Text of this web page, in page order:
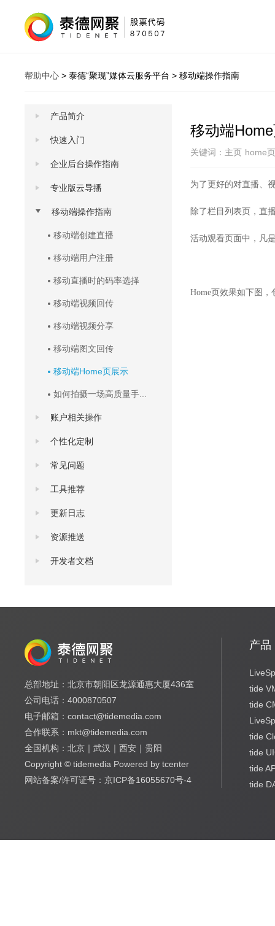
帮助中心 > 泰德“聚现”媒体云服务平台 > 移动端操作指南
产品简介
快速入门
企业后台操作指南
专业版云导播
移动端操作指南
移动端创建直播
移动端用户注册
移动直播时的码率选择
移动端视频回传
移动端视频分享
移动端图文回传
移动端Home页展示
如何拍摄一场高质量手...
账户相关操作
个性化定制
常见问题
工具推荐
更新日志
资源推送
开发者文档
移动端
关键词： 主页 home页
为了更好的对直播、
除了栏目列表页，直
活动观看页面中，凡
Home页效果如下图
总部地址：北京市朝阳区龙源通惠大厦436室
公司电话：4000870507
电子邮箱：contact@tidemedia.com
合作联系：mkt@tidemedia.com
全国机构：北京｜武汉｜西安｜贵阳
Copyright © tidemedia Powered by tcenter
网站备案/许可证号：京ICP备16055670号-4
产品
tide
tide
tide
tide
tide
tide